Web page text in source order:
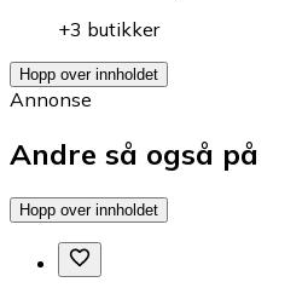
+3 butikker
Hopp over innholdet
Annonse
Andre så også på
Hopp over innholdet